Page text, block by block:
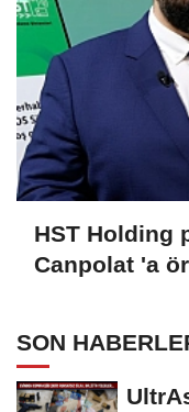
HST Holding
Canpolat 'a
SON